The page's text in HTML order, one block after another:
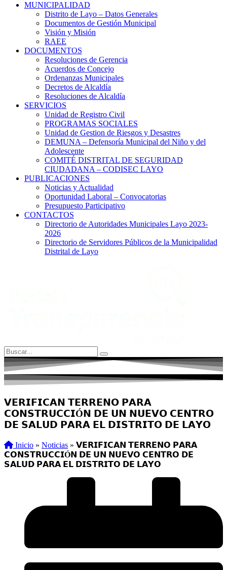
MUNICIPALIDAD
Distrito de Layo – Datos Generales
Documentos de Gestión Municipal
Visión y Misión
RAEE
DOCUMENTOS
Resoluciones de Gerencia
Acuerdos de Concejo
Ordenanzas Municipales
Decretos de Alcaldía
Resoluciones de Alcaldía
SERVICIOS
Unidad de Registro Civil
PROGRAMAS SOCIALES
Unidad de Gestion de Riesgos y Desastres
DEMUNA – Defensoría Municipal del Niño y del
Adolescente
COMITÉ DISTRITAL DE SEGURIDAD
CIUDADANA – CODISEC LAYO
PUBLICACIONES
Noticias y Actualidad
Oportunidad Laboral – Convocatorias
Presupuesto Participativo
CONTACTOS
Directorio de Autoridades Municipales Layo 2023-
2026
Directorio de Servidores Públicos de la Municipalidad
Distrital de Layo
𝗩𝗘𝗥𝗜𝗙𝗜𝗖𝗔𝗡 𝗧𝗘𝗥𝗥𝗘𝗡𝗢 𝗣𝗔𝗥𝗔
𝗖𝗢𝗡𝗦𝗧𝗥𝗨𝗖𝗖𝗜Ó𝗡 𝗗𝗘 𝗨𝗡 𝗡𝗨𝗘𝗩𝗢 𝗖𝗘𝗡𝗧𝗥𝗢
𝗗𝗘 𝗦𝗔𝗟𝗨𝗗 𝗣𝗔𝗥𝗔 𝗘𝗟 𝗗𝗜𝗦𝗧𝗥𝗜𝗧𝗢 𝗗𝗘 𝗟𝗔𝗬𝗢
Inicio » Noticias » 𝗩𝗘𝗥𝗜𝗙𝗜𝗖𝗔𝗡 𝗧𝗘𝗥𝗥𝗘𝗡𝗢 𝗣𝗔𝗥𝗔
𝗖𝗢𝗡𝗦𝗧𝗥𝗨𝗖𝗖𝗜Ó𝗡 𝗗𝗘 𝗨𝗡 𝗡𝗨𝗘𝗩𝗢 𝗖𝗘𝗡𝗧𝗥𝗢 𝗗𝗘
𝗦𝗔𝗟𝗨𝗗 𝗣𝗔𝗥𝗔 𝗘𝗟 𝗗𝗜𝗦𝗧𝗥𝗜𝗧𝗢 𝗗𝗘 𝗟𝗔𝗬𝗢